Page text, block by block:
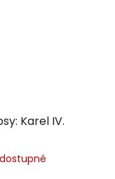
Karel IV.